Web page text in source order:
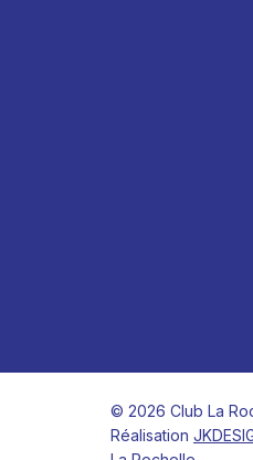
© 2026 Club La
Réalisation